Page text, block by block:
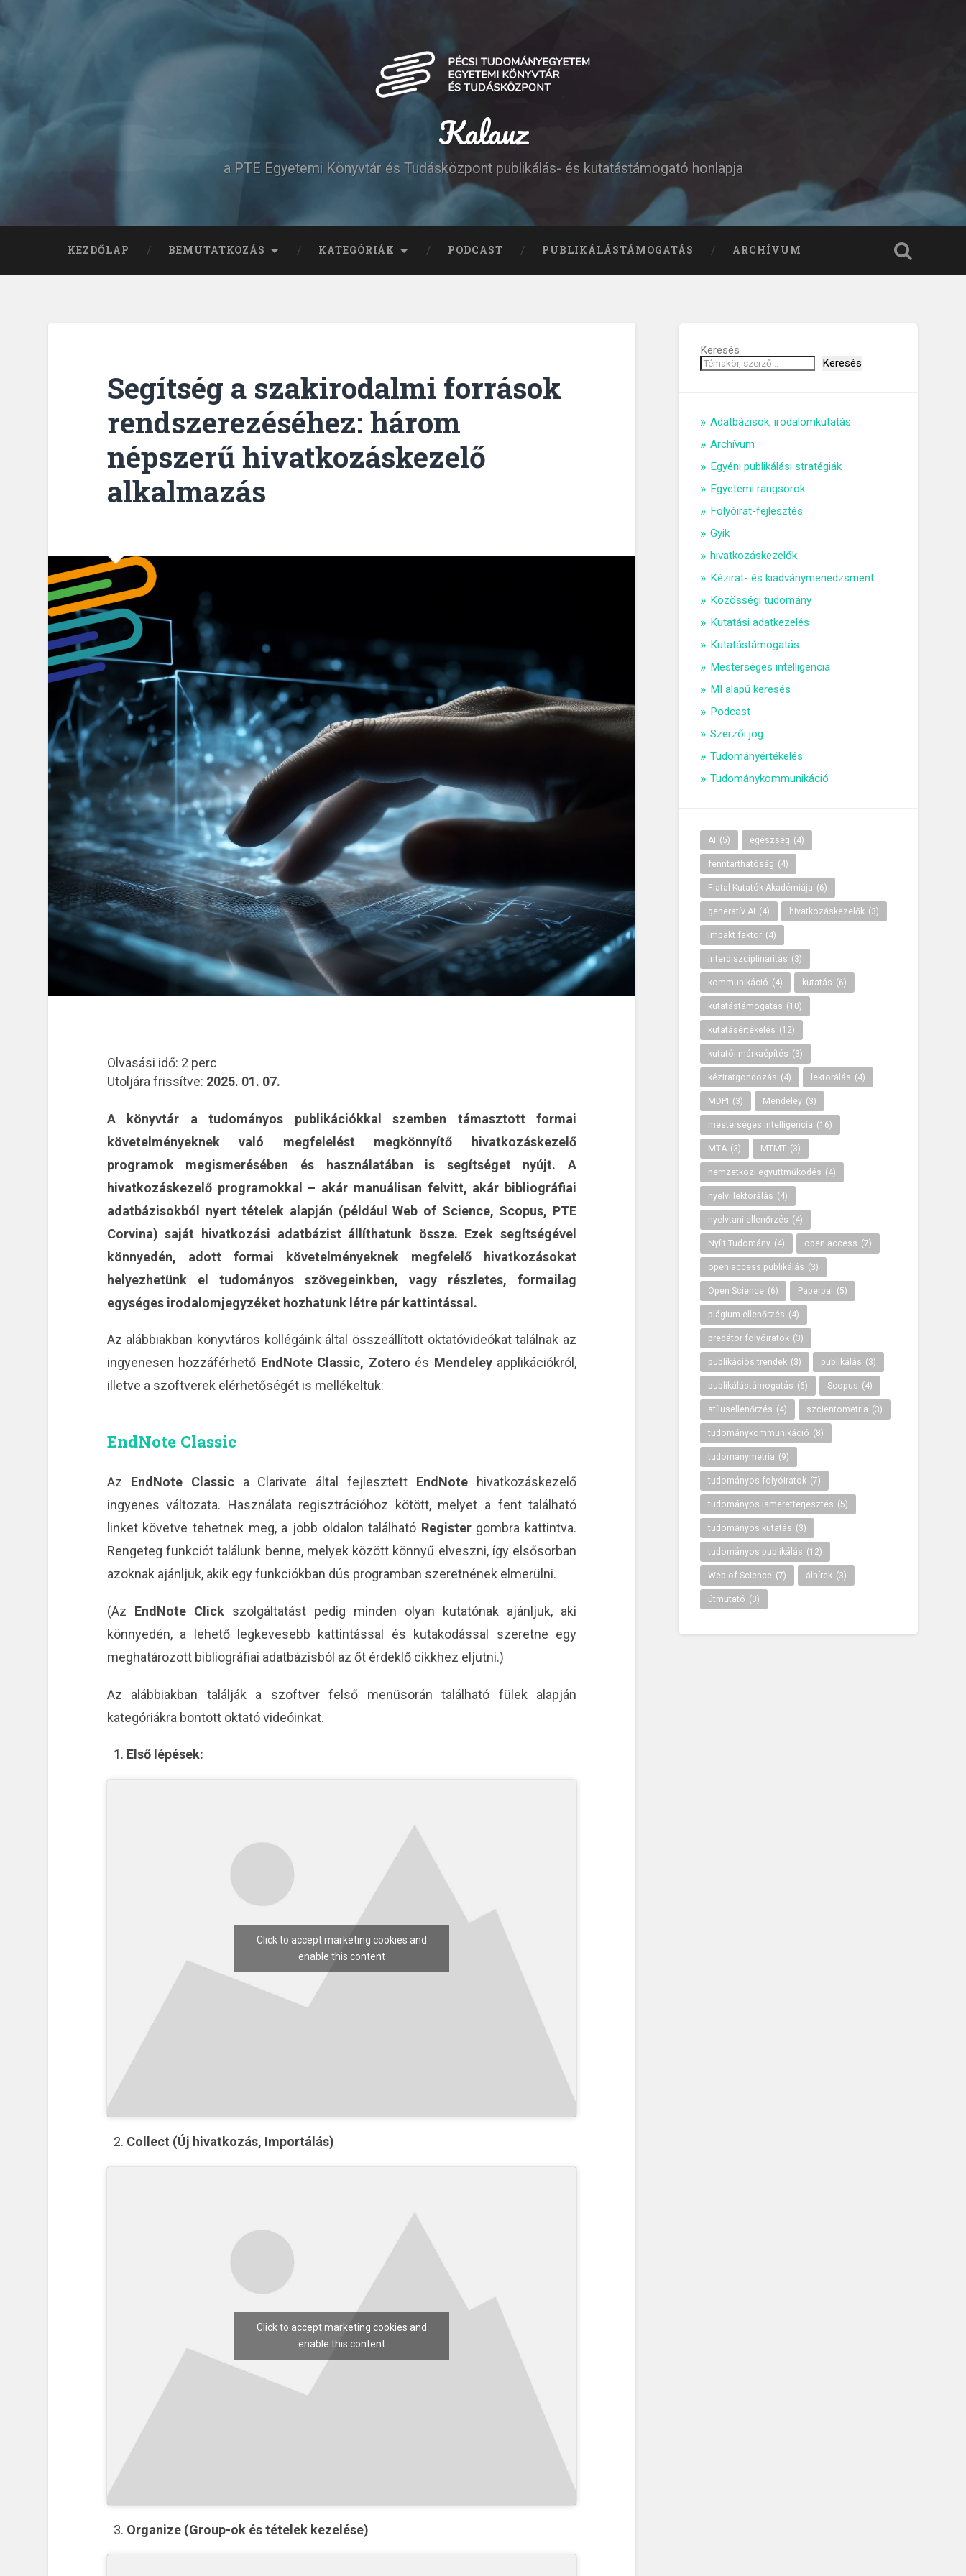
Kalauz
a PTE Egyetemi Könyvtár és Tudásközpont publikálás- és kutatástámogató honlapja
KEZDŐLAP BEMUTATKOZÁS KATEGÓRIÁK PODCAST PUBLIKÁLÁSTÁMOGATÁS ARCHÍVUM
Segítség a szakirodalmi források
rendszerezéséhez: három
népszerű hivatkozáskezelő
alkalmazás
Olvasási idő: 2 perc
Utoljára frissítve: 2025. 01. 07.
A könyvtár a tudományos publikációkkal szemben támasztott formai
követelményeknek való megfelelést megkönnyítő hivatkozáskezelő
programok megismerésében és használatában is segítséget nyújt. A
hivatkozáskezelő programokkal – akár manuálisan felvitt, akár bibliográfiai
adatbázisokból nyert tételek alapján (például Web of Science, Scopus, PTE
Corvina) saját hivatkozási adatbázist állíthatunk össze. Ezek segítségével
könnyedén, adott formai követelményeknek megfelelő hivatkozásokat
helyezhetünk el tudományos szövegeinkben, vagy részletes, formailag
egységes irodalomjegyzéket hozhatunk létre pár kattintással.
Az alábbiakban könyvtáros kollégáink által összeállított oktatóvideókat találnak az
ingyenesen hozzáférhető EndNote Classic, Zotero és Mendeleyapplikációkról,
illetve a szoftverek elérhetőségét is mellékeltük:
EndNote Classic
Az EndNote Classica Clarivate által fejlesztett EndNote hivatkozáskezelő
ingyenes változata. Használata regisztrációhoz kötött, melyet a fent található
linket követve tehetnek meg, a jobb oldalon található Registergombra kattintva.
Rengeteg funkciót találunk benne, melyek között könnyű elveszni, így elsősorban
azoknak ajánljuk, akik egy funkciókban dús programban szeretnének elmerülni.
(Az EndNote Clickszolgáltatást pedig minden olyan kutatónak ajánljuk, aki
könnyedén, a lehető legkevesebb kattintással és kutakodással szeretne egy
meghatározott bibliográfiai adatbázisból az őt érdeklő cikkhez eljutni.)
Az alábbiakban találják a szoftver felső menüsorán található fülek alapján
kategóriákra bontott oktató videóinkat.
Első lépések:
Click to accept marketing cookies and
enable this content
Collect (Új hivatkozás, Importálás)
Click to accept marketing cookies and
enable this content
Organize (Group-ok és tételek kezelése)
Keresés
Keresés
Adatbázisok, irodalomkutatás
Archívum
Egyéni publikálási stratégiák
Egyetemi rangsorok
Folyóirat-fejlesztés
Gyik
hivatkozáskezelők
Kézirat- és kiadványmenedzsment
Közösségi tudomány
Kutatási adatkezelés
Kutatástámogatás
Mesterséges intelligencia
MI alapú keresés
Podcast
Szerzői jog
Tudományértékelés
Tudománykommunikáció
AI (5) egészség (4)
fenntarthatóság (4)
Fiatal Kutatók Akadémiája (6)
generatív AI (4) hivatkozáskezelők (3)
impakt faktor (4)
interdiszciplinaritás (3)
kommunikáció (4) kutatás (6)
kutatástámogatás (10)
kutatásértékelés (12)
kutatói márkaépítés (3)
kéziratgondozás (4) lektorálás (4)
MDPI (3) Mendeley (3)
mesterséges intelligencia (16)
MTA (3) MTMT (3)
nemzetközi együttműködés (4)
nyelvi lektorálás (4)
nyelvtani ellenőrzés (4)
Nyílt Tudomány (4) open access (7)
open access publikálás (3)
Open Science (6) Paperpal (5)
plágium ellenőrzés (4)
predátor folyóiratok (3)
publikációs trendek (3) publikálás (3)
publikálástámogatás (6) Scopus (4)
stílusellenőrzés (4) szcientometria (3)
tudománykommunikáció (8)
tudománymetria (9)
tudományos folyóiratok (7)
tudományos ismeretterjesztés (5)
tudományos kutatás (3)
tudományos publikálás (12)
Web of Science (7) álhírek (3)
útmutató (3)